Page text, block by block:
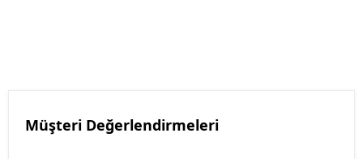
Müşteri Değerlendirmeleri